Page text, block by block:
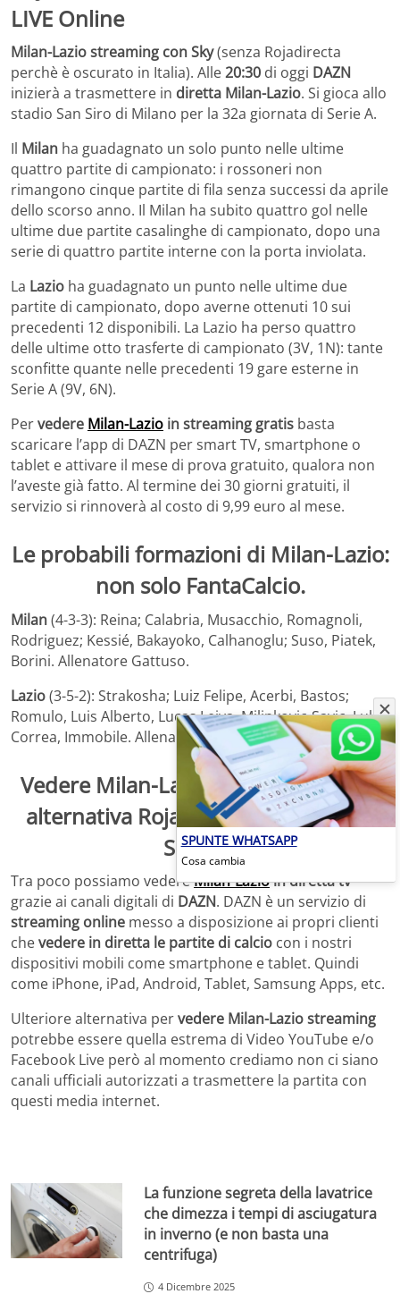
Milan-Lazio streaming con Sky(senza Rojadirecta
perchè è oscurato in Italia). Alle20:30 di oggi DAZN
inizierà a trasmettere in diretta Milan-Lazio. Si gioca allo
stadio San Siro di Milano per la 32a giornata di Serie A.
Il Milan ha guadagnato un solo punto nelle ultime
quattro partite di campionato: i rossoneri non
rimangono cinque partite di fila senza successi da aprile
dello scorso anno. Il Milan ha subito quattro gol nelle
ultime due partite casalinghe di campionato, dopo una
serie di quattro partite interne con la porta inviolata.
La Lazio ha guadagnato un punto nelle ultime due
partite di campionato, dopo averne ottenuti 10 sui
precedenti 12 disponibili. La Lazio ha perso quattro
delle ultime otto trasferte di campionato (3V, 1N): tante
sconfitte quante nelle precedenti 19 gare esterne in
Serie A (9V, 6N).
Pervedere Milan-Lazio in streaming gratis basta
scaricare l’app di DAZN per smart TV, smartphone o
tablet e attivare il mese di prova gratuito, qualora non
l’aveste già fatto. Al termine dei 30 giorni gratuiti, il
servizio si rinnoverà al costo di 9,99 euro al mese.
Le probabili formazioni di Milan-Lazio:
non solo FantaCalcio.
Milan(4-3-3): Reina; Calabria, Musacchio, Romagnoli,
Rodriguez; Kessié, Bakayoko, Calhanoglu; Suso, Piatek,
Borini. Allenatore Gattuso.
Lazio(3-5-2): Strakosha; Luiz Felipe, Acerbi, Bastos;
Romulo, Luis Alberto, Lucas Leiva, Milinkovic-Savic, Lulic;
Correa, Immobile. Allenatore Inzaghi.
Vedere Milan-LazioStreaming Gratis
alternativa Rojadirecta: Diretta Live
Serie A.
Tra poco possiamo vedereMilan-Lazioin diretta tv
grazie ai canali digitali di DAZN. DAZN è un servizio di
streaming online messo a disposizione ai propri clienti
chevedere in diretta le partite di calcio con i nostri
dispositivi mobili come smartphone e tablet. Quindi
come iPhone, iPad, Android, Tablet, Samsung Apps, etc.
Ulteriore alternativa pervedere Milan-Lazio streaming
potrebbe essere quella estrema di Video YouTube e/o
Facebook Live però al momento crediamo non ci siano
canali ufficiali autorizzati a trasmettere la partita con
questi media internet.
La funzione segreta della lavatrice
che dimezza i tempi di asciugatura
in inverno (e non basta una
centrifuga)
4 Dicembre 2025
SPUNTE WHATSAPP
Cosa cambia